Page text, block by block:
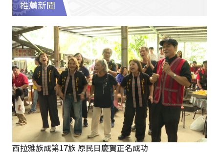
推薦新聞
西拉雅族成第17族 原民日慶賀正名成功